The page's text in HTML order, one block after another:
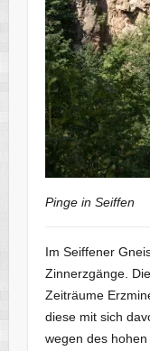
Pinge in Seiffen
Im Seiffener
Zinnerzgänge.
Zeiträume
diese mit sich
wegen des